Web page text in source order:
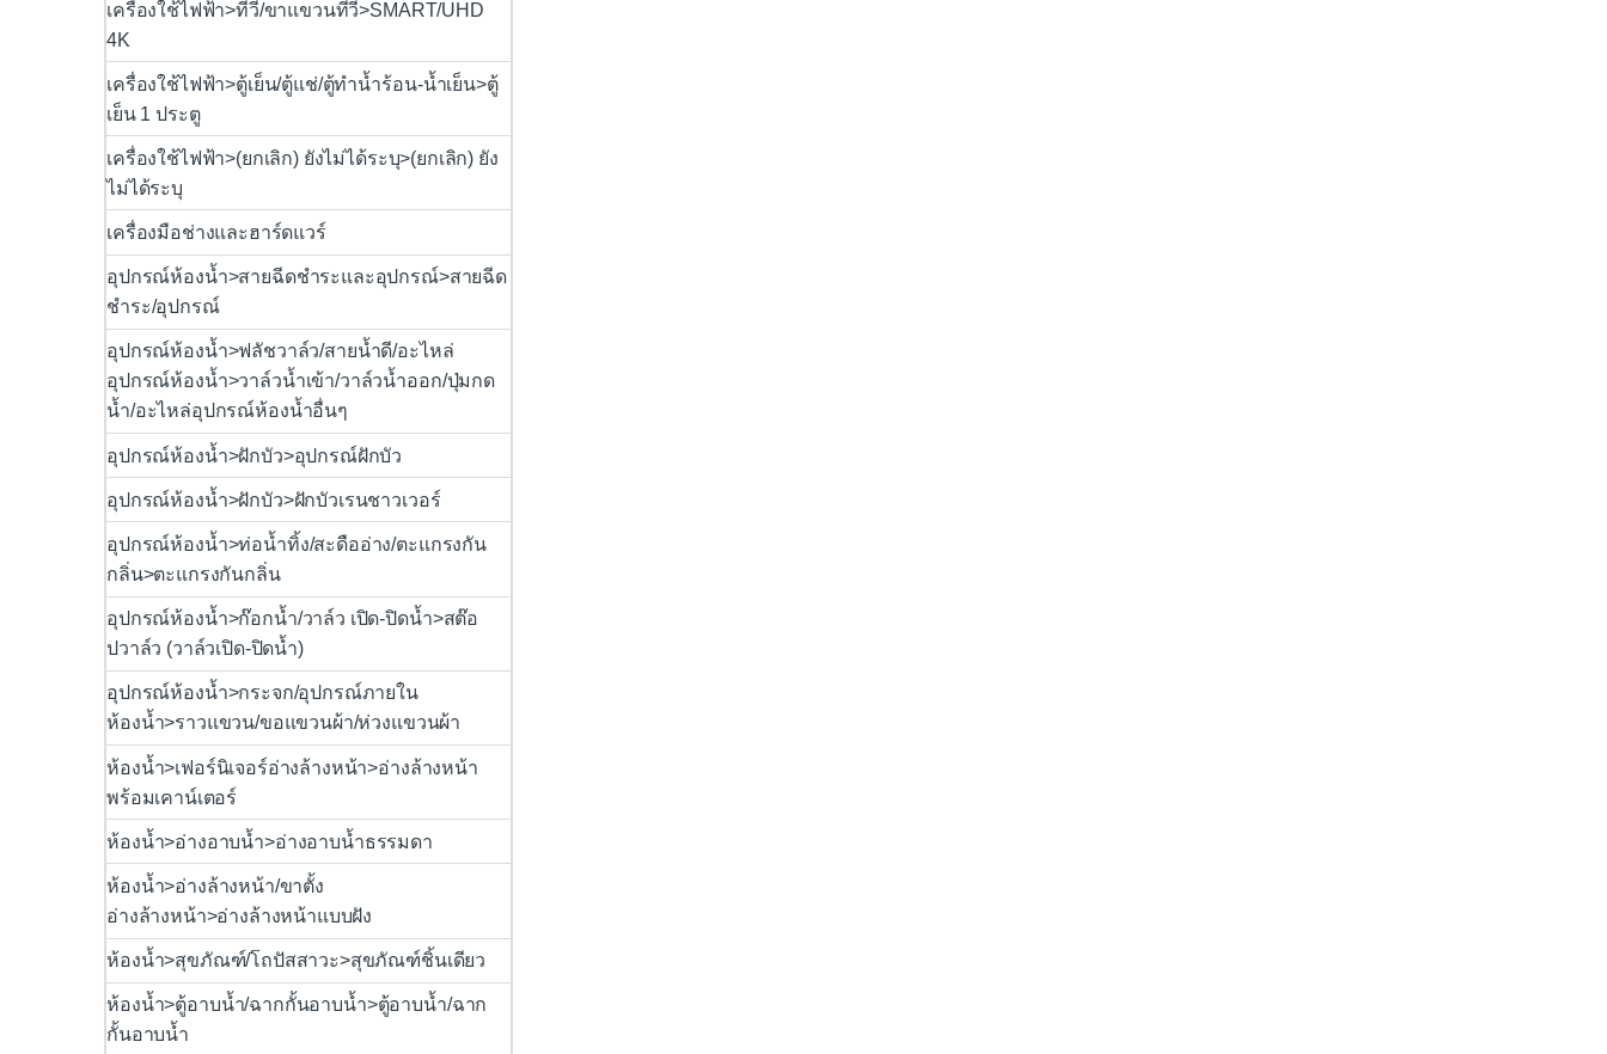
เครื่องใช้ไฟฟ้า>ทีวี/ขาแขวนทีวี>SMART/UHD
4K
เครื่องใช้ไฟฟ้า>ตู้เย็น/ตู้แช่/ตู้ทำน้ำร้อน-น้ำเย็น>ตู้
เย็น 1 ประตู
เครื่องใช้ไฟฟ้า>(ยกเลิก) ยังไม่ได้ระบุ>(ยกเลิก) ยัง
ไม่ได้ระบุ
เครื่องมือช่างและฮาร์ดแวร์
อุปกรณ์ห้องน้ำ>สายฉีดชำระและอุปกรณ์>สายฉีด
ชำระ/อุปกรณ์
อุปกรณ์ห้องน้ำ>ฟลัชวาล์ว/สายน้ำดี/อะไหล่
อุปกรณ์ห้องน้ำ>วาล์วน้ำเข้า/วาล์วน้ำออก/ปุ่มกด
น้ำ/อะไหล่อุปกรณ์ห้องน้ำอื่นๆ
อุปกรณ์ห้องน้ำ>ฝักบัว>อุปกรณ์ฝักบัว
อุปกรณ์ห้องน้ำ>ฝักบัว>ฝักบัวเรนชาวเวอร์
อุปกรณ์ห้องน้ำ>ท่อน้ำทิ้ง/สะดืออ่าง/ตะแกรงกัน
กลิ่น>ตะแกรงกันกลิ่น
อุปกรณ์ห้องน้ำ>ก๊อกน้ำ/วาล์ว เปิด-ปิดน้ำ>สต๊อ
ปวาล์ว (วาล์วเปิด-ปิดน้ำ)
อุปกรณ์ห้องน้ำ>กระจก/อุปกรณ์ภายใน
ห้องน้ำ>ราวแขวน/ขอแขวนผ้า/ห่วงแขวนผ้า
ห้องน้ำ>เฟอร์นิเจอร์อ่างล้างหน้า>อ่างล้างหน้า
พร้อมเคาน์เตอร์
ห้องน้ำ>อ่างอาบน้ำ>อ่างอาบน้ำธรรมดา
ห้องน้ำ>อ่างล้างหน้า/ขาตั้ง
อ่างล้างหน้า>อ่างล้างหน้าแบบฝัง
ห้องน้ำ>สุขภัณฑ์/โถปัสสาวะ>สุขภัณฑ์ชิ้นเดียว
ห้องน้ำ>ตู้อาบน้ำ/ฉากกั้นอาบน้ำ>ตู้อาบน้ำ/ฉาก
กั้นอาบน้ำ